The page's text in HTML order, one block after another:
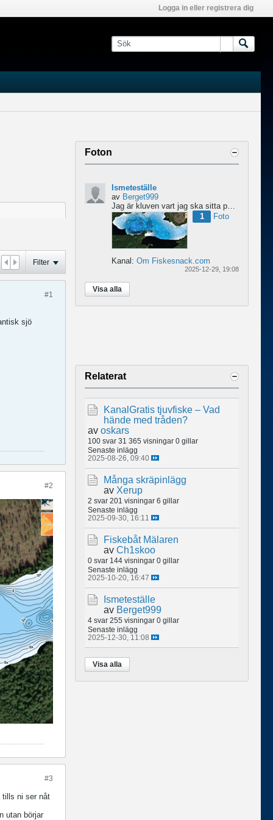
Logga in eller registrera dig
Filter
#1
sjö
#2
#3
tills ni ser nåt
utan börjar
Foton
Ismeteställe
av Berget999
Jag är kluven vart jag ska sitta på morgondagens premiär ismete tur. Ge gärna tips på vart ni hade satt...
1
Foto
Kanal: Om Fiskesnack.com
2025-12-29, 19:08
Visa alla
Relaterat
KanalGratis tjuvfiske – Vad
hände med tråden?
av oskars
100 svar 31 365 visningar 0 gillar
Senaste inlägg
2025-08-26, 09:40
Många skräpinlägg
av Xerup
2 svar 201 visningar 6 gillar
Senaste inlägg
2025-09-30, 16:11
Fiskebåt Mälaren
av Ch1skoo
0 svar 144 visningar 0 gillar
Senaste inlägg
2025-10-20, 16:47
Ismeteställe
av Berget999
4 svar 255 visningar 0 gillar
Senaste inlägg
2025-12-30, 11:08
Visa alla